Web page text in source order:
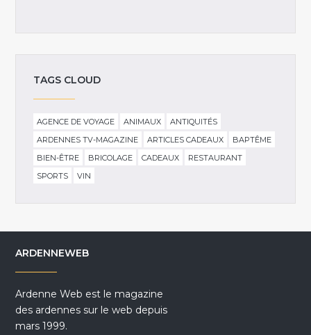
TAGS CLOUD
AGENCE DE VOYAGE ANIMAUX
ANTIQUITÉS
ARDENNES TV-MAGAZINE
ARTICLES CADEAUX
BAPTÊME
BIEN-ÊTRE
BRICOLAGE CADEAUX
RESTAURANT
SPORTS
VIN
ARDENNEWEB
Ardenne Web est le magazine
des ardennes sur le web depuis
mars 1999.